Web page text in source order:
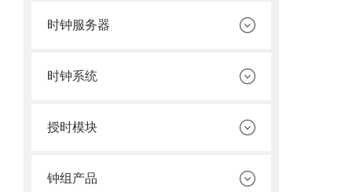
时钟服务器
时钟系统
授时模块
钟组产品